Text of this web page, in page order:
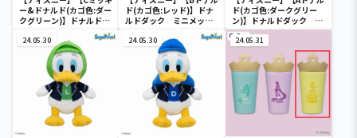
ー&ドナルド(カゴ色:ダー
クグリーン)】ドナルドダ
ック ミニメッシュカゴ
ド(カゴ色:レッド)】ドナ
ルドダック ミニメッシ
ド(カゴ色:ダークグリー
ン)】ドナルドダック ミ
ニメッシュカゴ
24.05.30 24.05.30 24.05.31